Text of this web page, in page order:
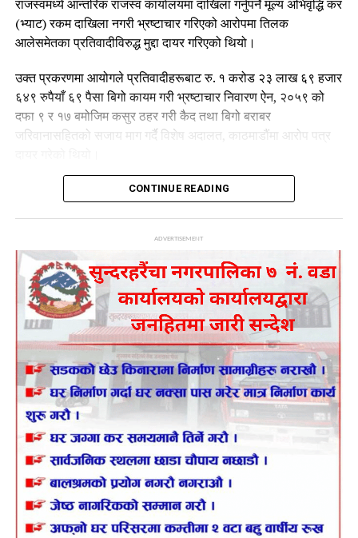
राजस्वमध्ये आन्तरिक राजस्व कार्यालयमा दाखिला गर्नुपर्ने मूल्य अभिवृद्धि कर
(भ्याट) रकम दाखिला नगरी भ्रष्टाचार गरिएको आरोपमा तिलक
आलेसमेतका प्रतिवादीविरुद्ध मुद्दा दायर गरिएको थियो।
उक्त प्रकरणमा आयोगले प्रतिवादीहरूबाट रु. १ करोड २३ लाख ६९ हजार
६४९ रुपैयाँ ६९ पैसा बिगो कायम गरी भ्रष्टाचार निवारण ऐन, २०५९ को
दफा ९ र १७ बमोजिम कसुर ठहर गरी कैद तथा बिगो बराबर
जरिवानासहितको सजाय माग गर्दै विशेष अदालत, काठमाडौंमा आरोप पत्र
तर विशेष अदालतले मिति २०८२।१२।१० मा गरेको फैसलाबाट
पुनरावेदनको निवेदन दर्ता गरेको जनाएको छ।
आयोगले विशेष अदालतको फैसलाको कानुनी परीक्षण आवश्यक रहेको भन्दै
अभियोगमा प्रस्तुत प्रमाण र तथ्यका आधारमा पुनरावेदन प्रक्रिया अघि
बढाएको हो।
CONTINUE READING
ADVERTISEMENT